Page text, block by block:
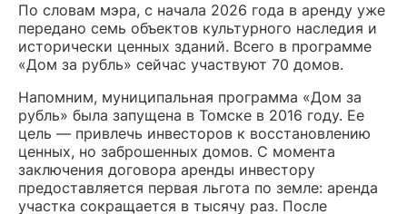
По словам мэра, с начала 2026 года в аренду уже
передано семь объектов культурного наследия и
исторически ценных зданий. Всего в программе
«Дом за рубль» сейчас участвуют 70 домов.
Напомним, муниципальная программа «Дом за
рубль» была запущена в Томске в 2016 году. Ее
цель — привлечь инвесторов к восстановлению
ценных, но заброшенных домов. С момента
заключения договора аренды инвестору
предоставляется первая льгота по земле: аренда
участка сокращается в тысячу раз. После